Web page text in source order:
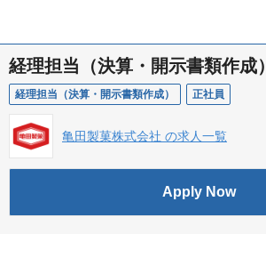
経理担当（決算・開示書類作成）
経理担当（決算・開示書類作成） 正社員
亀田製菓株式会社 の求人一覧
Apply Now